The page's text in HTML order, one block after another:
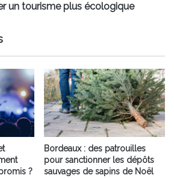
un tourisme plus écologique
?
Bordeaux : des patrouilles
pour sanctionner les dépôts
sauvages de sapins de Noël